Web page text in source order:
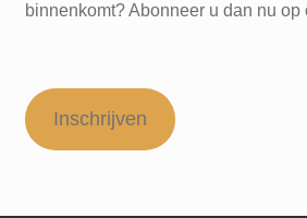
binnenkomt? Abonneer u dan nu op
Inschrijven